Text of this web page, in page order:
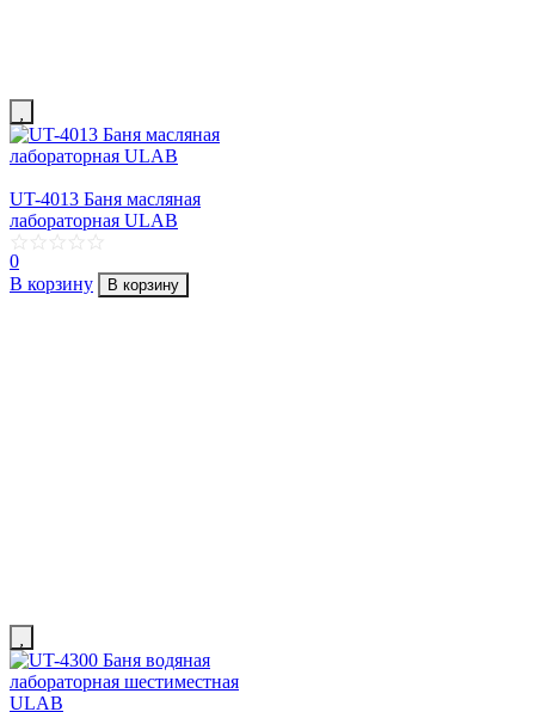
UT-4013 Баня масляная
лабораторная ULAB
0
В корзину
В корзину